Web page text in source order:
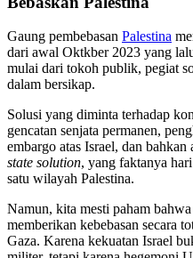
Gaung pembebasan Palestina
dari awal Oktkber 2023 yang
mulai dari tokoh publik, pegiat
dalam bersikap.
Solusi yang diminta terhadap
gencatan senjata permanen,
embargo atas Israel, dan
state solution, yang faktanya
satu wilayah Palestina.
Namun, kita mesti paham
memberikan kebebasan secara
Gaza. Karena kekuatan Israel